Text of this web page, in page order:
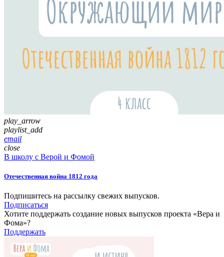
play_arrow
playlist_add
email
close
В школу с Верой и Фомой
Отечественная война 1812 года
Подпишитесь на рассылку свежих выпусков.
Подписаться
Хотите поддержать создание новых выпусков проекта «Вера и
Фома»?
Поддержать